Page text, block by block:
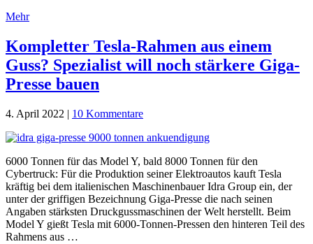
Mehr
Kompletter Tesla-Rahmen aus einem
Guss? Spezialist will noch stärkere Giga-
Presse bauen
4. April 2022 | 10 Kommentare
6000 Tonnen für das Model Y, bald 8000 Tonnen für den
Cybertruck: Für die Produktion seiner Elektroautos kauft Tesla
kräftig bei dem italienischen Maschinenbauer Idra Group ein, der
unter der griffigen Bezeichnung Giga-Presse die nach seinen
Angaben stärksten Druckgussmaschinen der Welt herstellt. Beim
Model Y gießt Tesla mit 6000-Tonnen-Pressen den hinteren Teil des
Rahmens aus …